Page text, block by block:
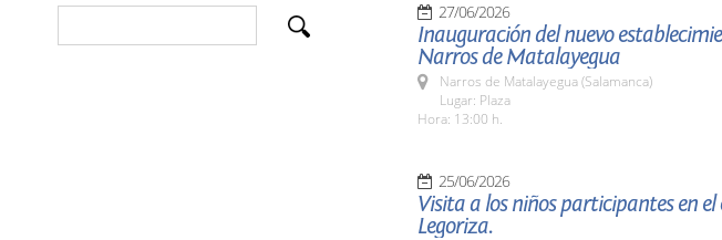
27/06/2026
Inauguración del nuevo
Narros de Matalayegua
Narros de Matalayegua (Salamanca)
Lugar: Plaza
Hora: 13:00 h.
25/06/2026
Visita a los niños participantes en
Legoriza.